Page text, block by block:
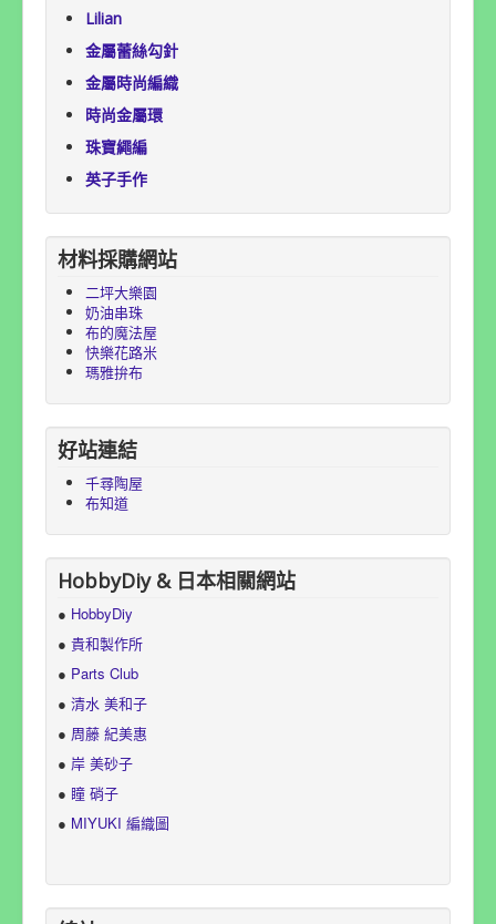
Lilian
金屬蕾絲勾針
金屬時尚編織
時尚金屬環
珠寶繩編
英子手作
材料採購網站
二坪大樂園
奶油串珠
布的魔法屋
快樂花路米
瑪雅拚布
好站連結
千尋陶屋
布知道
HobbyDiy & 日本相關網站
● HobbyDiy
● 貴和製作所
● Parts Club
● 清水 美和子
● 周藤 紀美惠
● 岸 美砂子
● 瞳 硝子
● MIYUKI 編織圖